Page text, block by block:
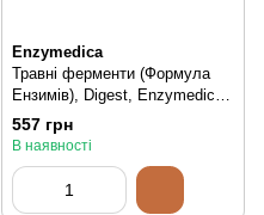
Enzymedica
Травні ферменти (Формула
Ензимів), Digest, Enzymedica,
30 капсул, 30 шт
557 грн
В наявності